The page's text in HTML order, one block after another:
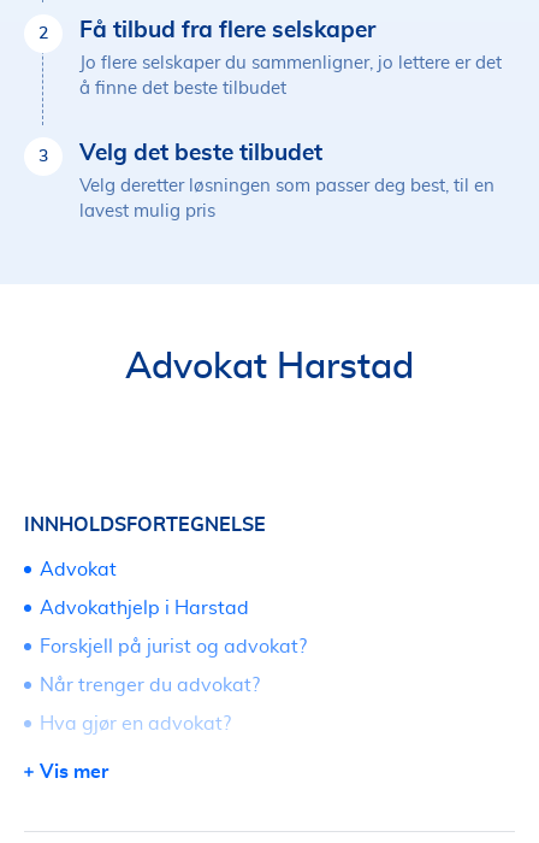
2 Få tilbud fra flere selskaper
Jo flere selskaper du sammenligner, jo lettere er det
å finne det beste tilbudet
3 Velg det beste tilbudet
Velg deretter løsningen som passer deg best, til en
lavest mulig pris
Advokat Harstad
INNHOLDSFORTEGNELSE
Advokat
Advokathjelp i Harstad
Forskjell på jurist og advokat?
Når trenger du advokat?
Hva gjør en advokat?
Fri rettshjelp i Harstad
Vis mer